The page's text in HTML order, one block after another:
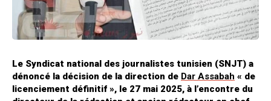
Le Syndicat national des journalistes tunisien (SNJT) a
dénoncé la décision de la direction de Dar Assabah « de
licenciement définitif », le 27 mai 2025, à l’encontre du